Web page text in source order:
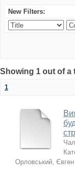
New Filters:
Showing 1 out of a
1
Орловський, Євген